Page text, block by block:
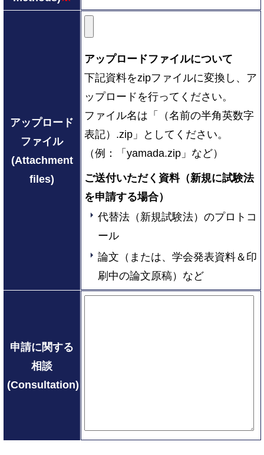
アップロード
ファイル
(Attachment
files)
アップロードファイルについて
下記資料をzipファイルに変換し、ア
ップロードを行ってください。
ファイル名は「（名前の半角英数字
表記）.zip」としてください。
（例：「yamada.zip」など）
ご送付いただく資料（新規に試験法
を申請する場合）
代替法（新規試験法）のプロトコ
ール
論文（または、学会発表資料＆印
刷中の論文原稿）など
申請に関する
相談
(Consultation)